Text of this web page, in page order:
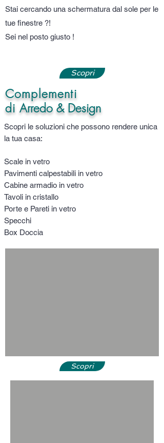
Stai cercando una schermatura dal sole per le
tue finestre ?!
Sei nel posto giusto !
Scopri
Complementi
diArredo & Design
Scopri le soluzioni che possono rendere unica
la tua casa:
Scale in vetro
Pavimenti calpestabili in vetro
Cabine armadio in vetro
Tavoli in cristallo
Porte e Pareti in vetro
Specchi
Box Doccia
Scopri